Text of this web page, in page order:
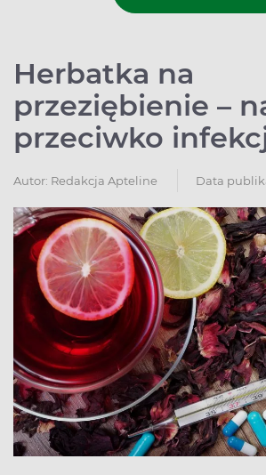
Herbatka na
przeziębienie –
przeciwko
Autor: Redakcja Apteline Data